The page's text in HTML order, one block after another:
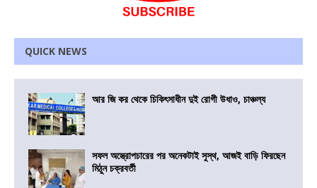
QUICK NEWS
আর জি কর থেকে চিকিৎসাধীন দুই রোগী উধাও, চাঞ্চল্য
সফল অস্ত্রোপচারের পর অনেকটাই সুস্থ, আজই বাড়ি ফিরছেন
মিঠুন চক্রবর্তী